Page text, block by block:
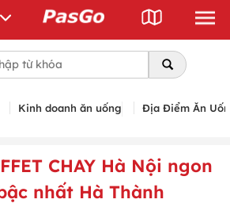
Kinh doanh ăn uống Địa Điểm Ăn
CHAY Hà Nội ngon
nhất Hà Thành